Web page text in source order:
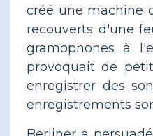
créé une machine
recouverts d'une
gramophones à
provoquait de
enregistrer des
enregistrements